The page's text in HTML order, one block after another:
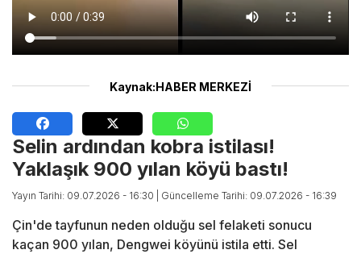
Kaynak:HABER MERKEZİ
Selin ardından kobra istilası!
Yaklaşık 900 yılan köyü bastı!
Yayın Tarihi: 09.07.2026 - 16:30 | Güncelleme Tarihi: 09.07.2026 - 16:39
Çin'de tayfunun neden olduğu sel felaketi sonucu
kaçan 900 yılan, Dengwei köyünü istila etti. Sel